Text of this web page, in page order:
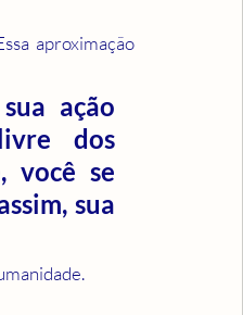
aproximação
ação
dos
você se
sua